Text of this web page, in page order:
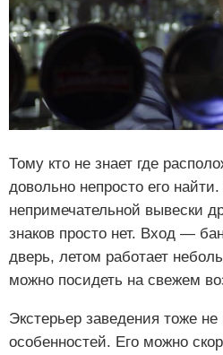
Тому кто не знает где
довольно непросто его
непримечательной вывески
знаков просто нет. Вход —
дверь, летом работает
можно посидеть на свежем
Экстерьер заведения тоже не
особенностей. Его можно